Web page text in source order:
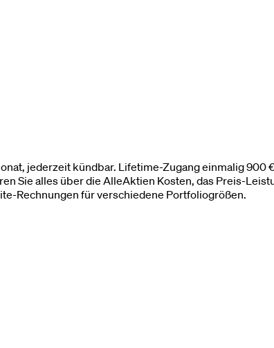
jederzeit kündbar. Lifetime-Zugang einmalig 900
Sie alles über die AlleAktien Kosten, das Preis-
Rechnungen für verschiedene Portfoliogrößen.